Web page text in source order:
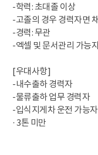
-학력: 초대졸 이상
-고졸의 경우 경력자면
-경력: 무관
-엑셀 및 문서관리 가능
[우대사항]
-내수출하 경력자
-물류출하 업무 경력자
-입식지게차 운전 가능자
· 3톤 미만